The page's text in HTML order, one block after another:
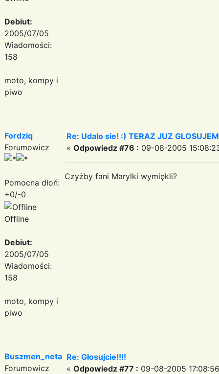
Debiut:
2005/07/05
Wiadomości:
158
moto, kompy i
piwo
Fordziq
Forumowicz
Pomocna dłoń:
+0/-0
Offline
Debiut:
2005/07/05
Wiadomości:
158
moto, kompy i
piwo
Re: Udalo sie! :) TERAZ JUZ
« Odpowiedz #76 : 09-08-2005
Czyżby fani Marylki wymiękli?
Buszmen_neta
Forumowicz
Re: Głosujcie!!!!
« Odpowiedz #77 : 09-08-2005